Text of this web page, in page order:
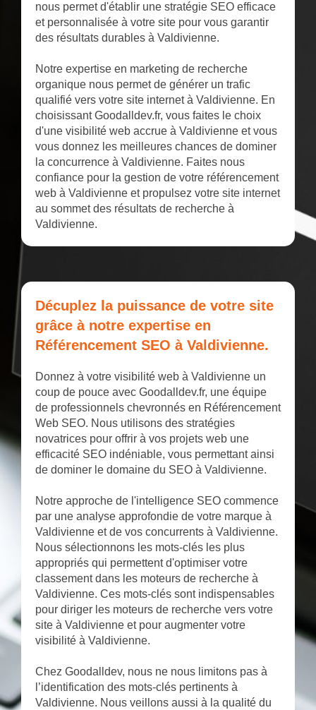
nous permet d'établir une stratégie SEO efficace
et personnalisée à votre site pour vous garantir
des résultats durables à Valdivienne.
Notre expertise en marketing de recherche
organique nous permet de générer un trafic
qualifié vers votre site internet à Valdivienne. En
choisissant Goodalldev.fr, vous faites le choix
d'une visibilité web accrue à Valdivienne et vous
vous donnez les meilleures chances de dominer
la concurrence à Valdivienne. Faites nous
confiance pour la gestion de votre référencement
web à Valdivienne et propulsez votre site internet
au sommet des résultats de recherche à
Valdivienne.
Décuplez la puissance de votre site
grâce à notre expertise en
Référencement SEO à Valdivienne.
Donnez à votre visibilité web à Valdivienne un
coup de pouce avec Goodalldev.fr, une équipe
de professionnels chevronnés en Référencement
Web SEO. Nous utilisons des stratégies
novatrices pour offrir à vos projets web une
efficacité SEO indéniable, vous permettant ainsi
de dominer le domaine du SEO à Valdivienne.
Notre approche de l'intelligence SEO commence
par une analyse approfondie de votre marque à
Valdivienne et de vos concurrents à Valdivienne.
Nous sélectionnons les mots-clés les plus
appropriés qui permettent d'optimiser votre
classement dans les moteurs de recherche à
Valdivienne. Ces mots-clés sont indispensables
pour diriger les moteurs de recherche vers votre
site à Valdivienne et pour augmenter votre
visibilité à Valdivienne.
Chez Goodalldev, nous ne nous limitons pas à
l’identification des mots-clés pertinents à
Valdivienne. Nous veillons aussi à la qualité du